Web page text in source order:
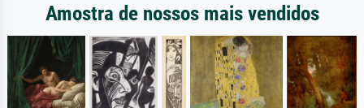
Amostra de nossos mais vendidos